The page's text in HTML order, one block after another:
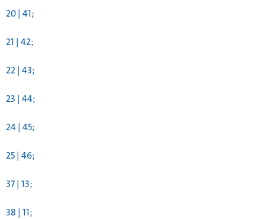
20 | 41;
21 | 42;
22 | 43;
23 | 44;
24 | 45;
25 | 46;
37 | 13;
38 | 11;